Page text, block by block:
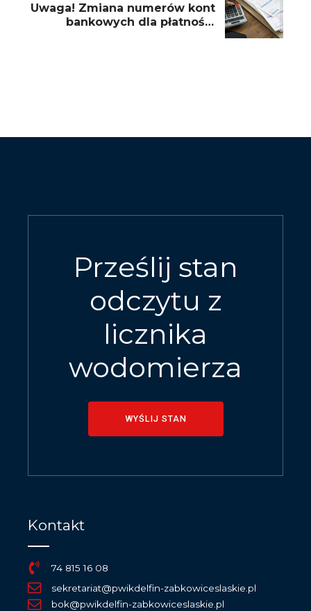
Uwaga! Zmiana numerów kont
bankowych dla płatności
Prześlij stan
odczytu z
licznika
wodomierza
WYŚLIJ STAN
Kontakt
74 815 16 08
sekretariat@pwikdelfin-zabkowiceslaskie.pl
bok@pwikdelfin-zabkowiceslaskie.pl